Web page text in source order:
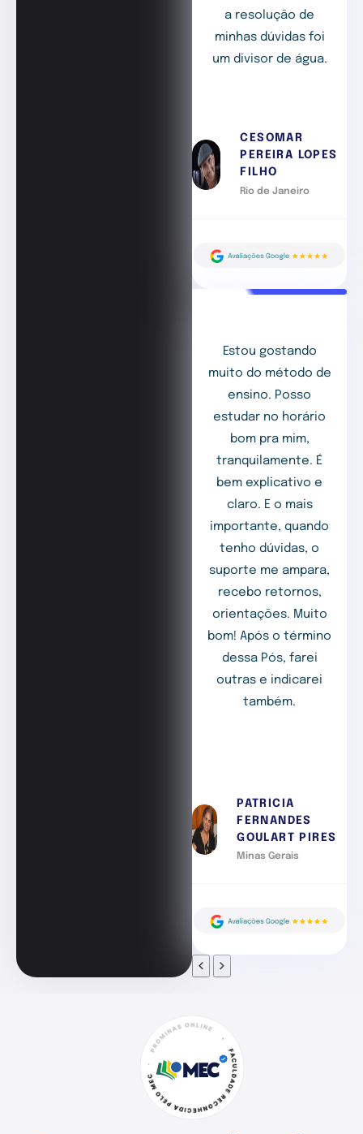
a resolução de
minhas dúvidas foi
um divisor de água.
CESOMAR
PEREIRA LOPES
FILHO
Rio de Janeiro
Estou gostando
muito do método de
ensino. Posso
estudar no horário
bom pra mim,
tranquilamente. É
bem explicativo e
claro. E o mais
importante, quando
tenho dúvidas, o
suporte me ampara,
recebo retornos,
orientações. Muito
bom! Após o término
dessa Pós, farei
outras e indicarei
também.
PATRICIA
FERNANDES
GOULART PIRES
Minas Gerais